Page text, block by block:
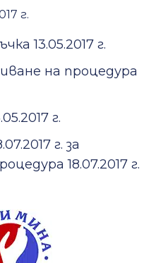
г.
13.05.2017 г.
на процедура
г.
г. за
18.07.2017 г.